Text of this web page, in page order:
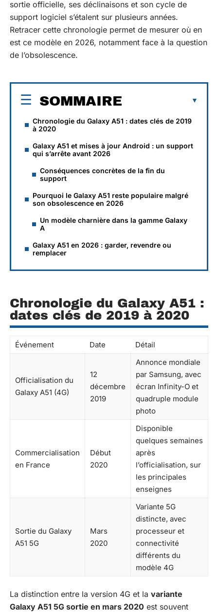
sortie officielle, ses déclinaisons et son cycle de
support logiciel s’étalent sur plusieurs années.
Retracer cette chronologie permet de mesurer où en
est ce modèle en 2026, notamment face à la question
de l’obsolescence.
SOMMAIRE
Chronologie du Galaxy A51 : dates clés de 2019
à 2020
Galaxy A51 et mises à jour Android : un support
qui s’arrête avant 2026
Conséquences concrètes de la fin du
support
Pourquoi le Galaxy A51 reste populaire malgré
son obsolescence en 2026
Un modèle charnière dans la gamme Galaxy
A
Galaxy A51 en 2026 : garder, revendre ou
remplacer
Chronologie du Galaxy A51 :
dates clés de 2019 à 2020
Événement Date Détail
Officialisation du
Galaxy A51 (4G)
12
décembre
2019
Annonce mondiale
par Samsung, avec
écran Infinity-O et
quadruple module
photo
Commercialisation
en France
Début
2020
Disponible
quelques semaines
après
l’officialisation, sur
les principales
enseignes
Sortie du Galaxy
A51 5G
Mars
2020
Variante 5G
distincte, avec
processeur et
connectivité
différents du
modèle 4G
La distinction entre la version 4G et la variante
Galaxy A51 5G sortie en mars 2020 est souvent